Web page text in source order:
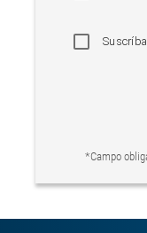
*Campo